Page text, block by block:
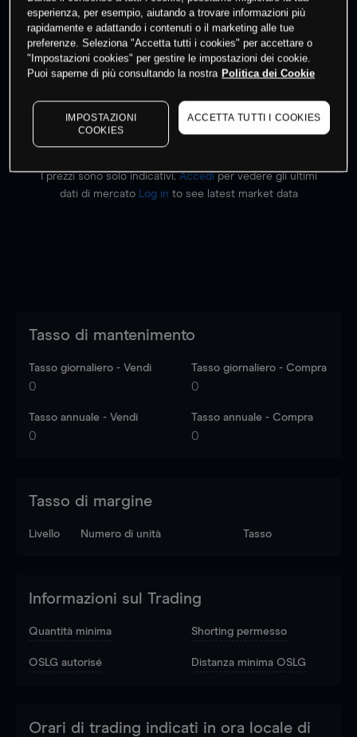
questo prodotto
Fai trading
I prezzi sono solo indicativi.Accediper vedere gli ultimi
dati di mercato
Log in to see latest market data
Tasso di mantenimento
Tasso giornaliero - Vendi
0
Tasso giornaliero - Compra
0
Tasso annuale - Vendi
0
Tasso annuale - Compra
0
Tasso di margine
Livello Numero di unità Tasso
Informazioni sul Trading
Quantità minima Shorting permesso
OSLG autorisé Distanza minima OSLG
Orari di trading indicati in ora locale di
esperienza, per esempio, aiutando a trovare informazioni più
rapidamente e adattando i contenuti o il marketing alle tue
preferenze. Seleziona "Accetta tutti i cookies" per accettare o
"Impostazioni cookies" per gestire le impostazioni dei cookie.
Puoi saperne di più consultando la nostra Politica dei Cookie
IMPOSTAZIONI
COOKIES
ACCETTA TUTTI I COOKIES